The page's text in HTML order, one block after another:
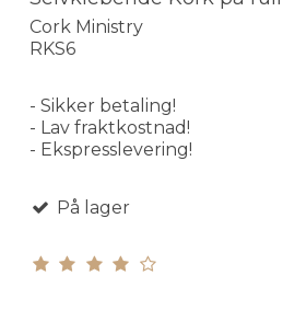
Cork Ministry
RKS6
- Sikker betaling!
- Lav fraktkostnad!
- Ekspresslevering!
På lager